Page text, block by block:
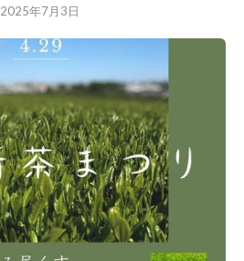
2025年7月3日